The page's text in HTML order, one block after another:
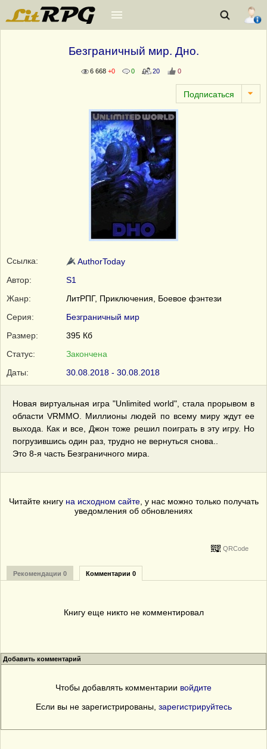
Безграничный мир. Дно.
6 668 +0 0 20 0
Ссылка:
AuthorToday
Автор:
S1
Жанр:
ЛитРПГ, Приключения, Боевое фэнтези
Серия:
Безграничный мир
Размер:
395 Кб
Статус:
Закончена
Даты:
30.08.2018 - 30.08.2018
Новая виртуальная игра "Unlimited world", стала прорывом в
области VRMMO. Миллионы людей по всему миру ждут ее
выхода. Как и все, Джон тоже решил поиграть в эту игру. Но
погрузившись один раз, трудно не вернуться снова..
Это 8-я часть Безграничного мира.
Читайте книгу на исходном сайте, у нас можно только получать
уведомления об обновлениях
QRCode
Рекомендации 0 Комментарии 0
Книгу еще никто не комментировал
Добавить комментарий
Чтобы добавлять комментарии войдите
Если вы не зарегистрированы, зарегистрируйтесь